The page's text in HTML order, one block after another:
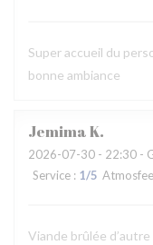
Super accueil du
bonne ambiance
JemimaK
2026-07-30 - 22:30 -
Service : 1/5
Viande brûlée